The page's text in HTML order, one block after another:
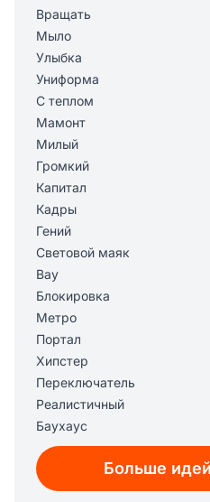
Вращать
Мыло
Улыбка
Униформа
С теплом
Мамонт
Милый
Громкий
Капитал
Кадры
Гений
Световой маяк
Вау
Блокировка
Метро
Портал
Хипстер
Переключатель
Реалистичный
Баухаус
Тьма
Бесплатный вектор
Креатив
Больше